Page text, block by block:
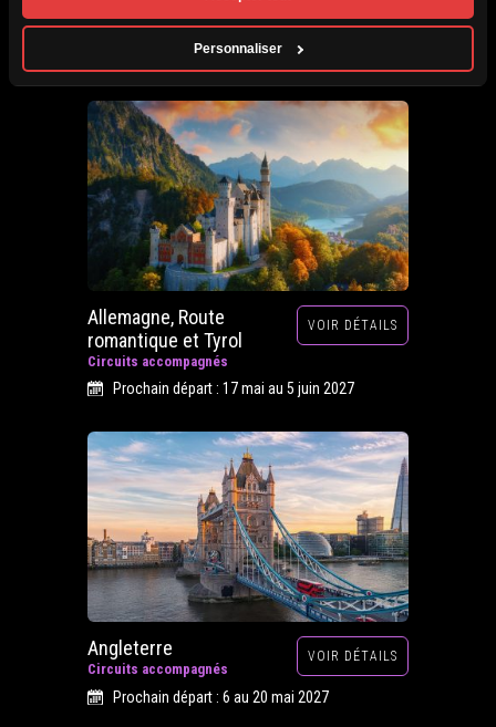
Personnaliser
Allemagne, Route
romantique et Tyrol
Circuits accompagnés
VOIR DÉTAILS
Prochain départ : 17 mai au 5 juin 2027
Angleterre
Circuits accompagnés
VOIR DÉTAILS
Prochain départ : 6 au 20 mai 2027